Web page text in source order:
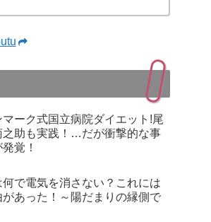
マーク式国立病院ダイエット!尾
之助も実践！…だが衝撃的な事
覚！
何で電気を消さない？これには
があった！～陽だまりの縁側で